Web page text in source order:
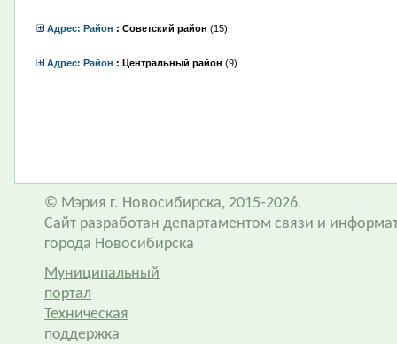
Адрес: Район : Советский район ‎(15)
Адрес: Район : Центральный район ‎(9)
© Мэрия г. Новосибирска, 2015-2026.
Сайт разработан департаментом связи и
города Новосибирска
Муниципальный
портал
Техническая
поддержка